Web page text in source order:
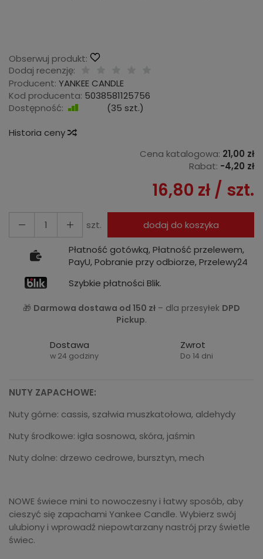
Obserwuj produkt:
Dodaj recenzję:
Producent: YANKEE CANDLE
Kod producenta: 5038581125756
Dostępność:
(35 szt.)
Historia ceny
Cena katalogowa: 21,00 zł
Rabat: -4,20 zł
16,80 zł / szt.
szt.
dodaj do koszyka
Płatność gotówką, Płatność przelewem,
PayU, Pobranie przy odbiorze, Przelewy24
Szybkie płatności Blik.
🎁 Darmowa dostawa od 150 zł – dla przesyłek DPD
Pickup.
Dostawa
w 24 godziny
Zwrot
Do 14 dni
NUTY ZAPACHOWE:
Nuty górne: cassis, szałwia muszkatołowa, aldehydy
Nuty środkowe: igła sosnowa, skóra, jaśmin
Nuty dolne: drzewo cedrowe, bursztyn, mech
NOWE świece mini to nowoczesny i łatwy sposób, aby
cieszyć się zapachami Yankee Candle. Wybierz swój
ulubiony i wprowadź niepowtarzany nastrój przy świetle
świec.